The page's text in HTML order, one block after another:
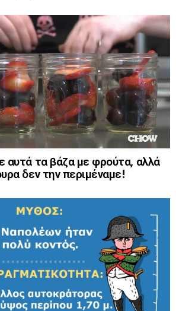
αυτά τα βάζα με φρούτα, αλλά
δεν την περιμέναμε!